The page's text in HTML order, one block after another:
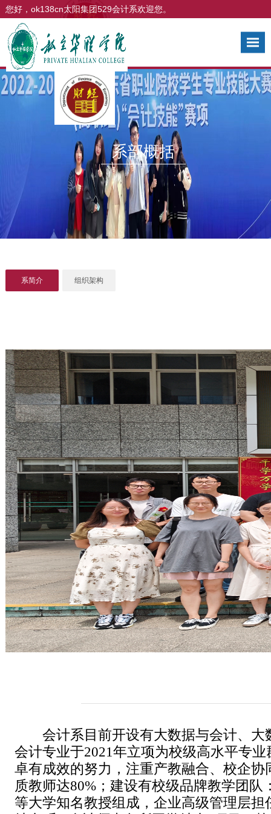
ok138太阳集团古天乐
您好，ok138cn太阳集团529会计系欢迎您。
系部概括
系简介 组织架构
会计系目前开设有大数据与会计、
会计专业于2021年立项为校级高水平专
卓有成效的努力，注重产教融合、校企
质教师达80%；建设有校级品牌教学团
等大学知名教授组成，企业高级管理层